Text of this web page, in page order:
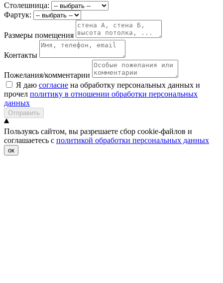
Столешница:
Фартук:
Размеры помещения
Контакты
Пожелания/комментарии
Я даю согласие на обработку персональных данных и
прочел политику в отношении обработки персональных
данных
Отправить
Пользуясь сайтом, вы разрешаете сбор cookie-файлов и
соглашаетесь с политикой обработки персональных данных
ок